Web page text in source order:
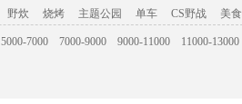
野炊 烧烤 主题公园 单车 CS野战 美食
5000-7000 7000-9000 9000-11000 11000-13000